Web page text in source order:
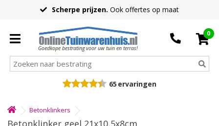
Scherpe prijzen. Ook offertes op maat
Goedkope bestrating voor uw tuin en terras!
0
65 ervaringen
Betonklinkers